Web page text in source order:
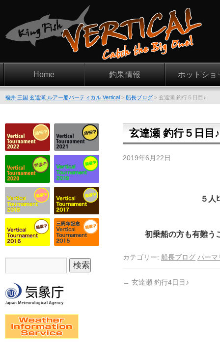
Home 釣果情報 ホットショ
福井 三国 玄達瀬 ルアー船バーティカル Vertical > 船長ブログ > 玄達瀬 釣行５日目♪
玄達瀬 釣行５日目♪
2019年6月22日
５人
初乗船の方も有難う
カテゴリー: 船長ブログ パーマ
← 玄達瀬 釣行4日目♪